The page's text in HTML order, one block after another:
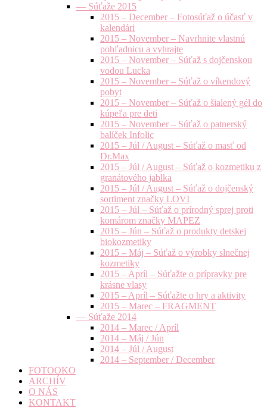
— Súťaže 2015
2015 – December – Fotosúťaž o účasť v
kalendári
2015 – November – Navrhnite vlastnú
pohľadnicu a vyhrajte
2015 – November – Súťaž s dojčenskou
vodou Lucka
2015 – November – Súťaž o víkendový
pobyt
2015 – November – Súťaž o šialený gél do
kúpeľa pre deti
2015 – November – Súťaž o patnerský
balíček Infolic
2015 – Júl / August – Súťaž o masť od
Dr.Max
2015 – Júl / August – Súťaž o kozmetiku z
granátového jablka
2015 – Júl / August – Súťaž o dojčenský
sortiment značky LOVI
2015 – Júl – Súťaž o prírodný sprej proti
komárom značky MAPEZ
2015 – Jún – Súťaž o produkty detskej
biokozmetiky
2015 – Máj – Súťaž o výrobky slnečnej
kozmetiky
2015 – Apríl – Súťažte o prípravky pre
krásne vlasy
2015 – Apríl – Súťažte o hry a aktivity
2015 – Marec – FRAGMENT
— Súťaže 2014
2014 – Marec / Apríl
2014 – Máj / Jún
2014 – Júl / August
2014 – September / December
FOTOOKO
ARCHÍV
O NÁS
KONTAKT